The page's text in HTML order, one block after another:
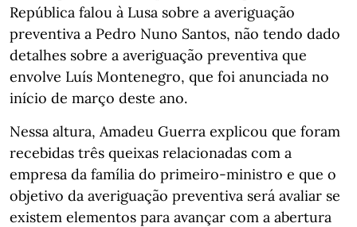
República falou à Lusa sobre a averiguação
preventiva a Pedro Nuno Santos, não tendo dado
detalhes sobre a averiguação preventiva que
envolve Luís Montenegro, que foi anunciada no
início de março deste ano.
Nessa altura, Amadeu Guerra explicou que foram
recebidas três queixas relacionadas com a
empresa da família do primeiro-ministro e que o
objetivo da averiguação preventiva será avaliar se
existem elementos para avançar com a abertura